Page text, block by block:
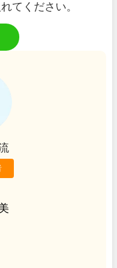
てください。